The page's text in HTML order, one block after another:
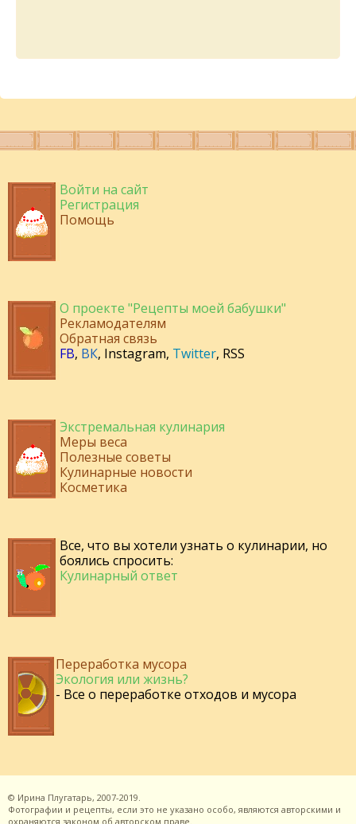
Войти на сайт
Регистрация
Помощь
О проекте "Рецепты моей бабушки"
Рекламодателям
Обратная связь
FB, ВК, Instagram, Twitter, RSS
Экстремальная кулинария
Меры веса
Полезные советы
Кулинарные новости
Косметика
Все, что вы хотели узнать о кулинарии, но
боялись спросить:
Кулинарный ответ
Переработка мусора
Экология или жизнь?
- Все о переработке отходов и мусора
© Ирина Плугатарь, 2007-2019.
Фотографии и рецепты, если это не указано особо, являются авторскими и
охраняются законом об авторском праве.